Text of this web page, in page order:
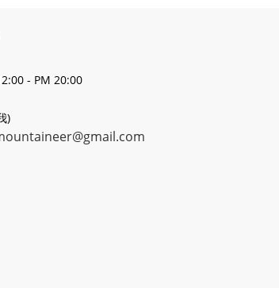
- PM 20:00
)